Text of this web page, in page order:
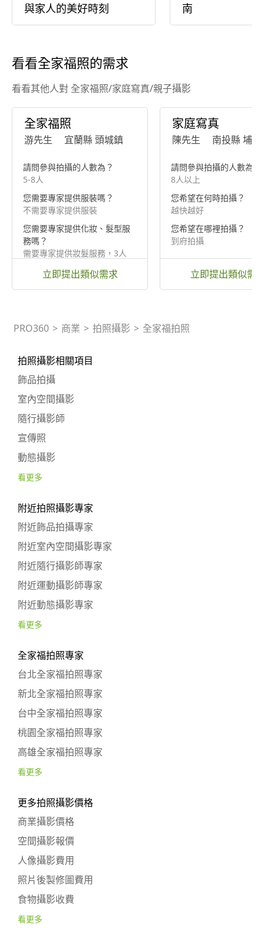
與家人的美好時刻 南
看看全家福照的需求
看看其他人對 全家福照/家庭寫真/親子攝影
全家福照
游先生 宜蘭縣 頭城鎮
請問參與拍攝的人數為？
5-8人
您需要專家提供服裝嗎？
不需要專家提供服裝
您需要專家提供化妝、髮型服
務嗎？
需要專家提供妝髮服務，3人
立即提出類似需求
家庭寫真
陳先生 南投縣 埔
請問參與拍攝的人數為？
8人以上
您希望在何時拍攝？
越快越好
您希望在哪裡拍攝？
到府拍攝
立即提出類似需
PRO360 > 商業 > 拍照攝影 > 全家福拍照
拍照攝影相關項目
飾品拍攝
室內空間攝影
隨行攝影師
宣傳照
動態攝影
看更多
附近拍照攝影專家
附近飾品拍攝專家
附近室內空間攝影專家
附近隨行攝影師專家
附近運動攝影師專家
附近動態攝影專家
看更多
全家福拍照專家
台北全家福拍照專家
新北全家福拍照專家
台中全家福拍照專家
桃園全家福拍照專家
高雄全家福拍照專家
看更多
更多拍照攝影價格
商業攝影價格
空間攝影報價
人像攝影費用
照片後製修圖費用
食物攝影收費
看更多